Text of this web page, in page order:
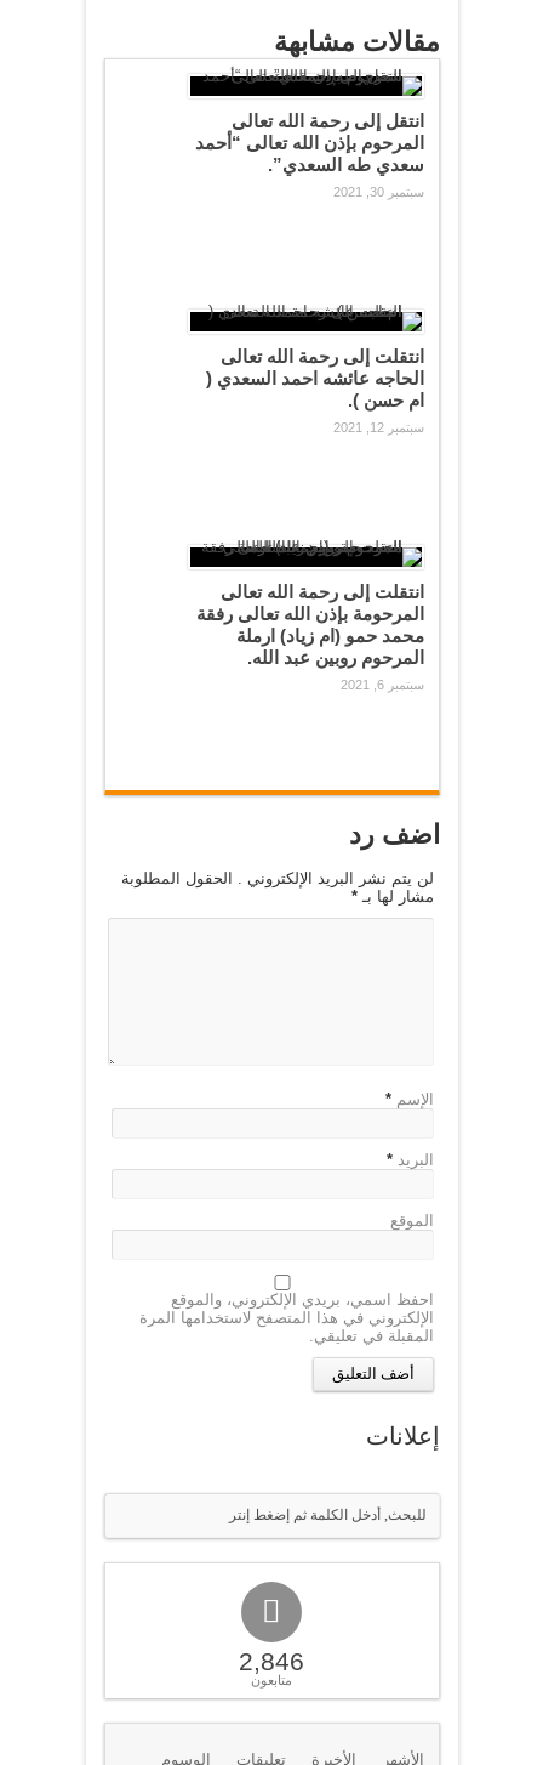
مقالات مشابهة
انتقل إلى رحمة الله تعالى
المرحوم بإذن الله تعالى “أحمد
سعدي طه السعدي”.
سبتمبر 30, 2021
انتقلت إلى رحمة الله تعالى
الحاجه عائشه احمد السعدي (
ام حسن ).
سبتمبر 12, 2021
انتقلت إلى رحمة الله تعالى
المرحومة بإذن الله تعالى رفقة
محمد حمو (ام زياد) ارملة
المرحوم روبين عبد الله.
سبتمبر 6, 2021
اضف رد
لن يتم نشر البريد الإلكتروني . الحقول المطلوبة
مشار لها بـ*
الإسم *
البريد *
الموقع
احفظ اسمي، بريدي الإلكتروني، والموقع
الإلكتروني في هذا المتصفح لاستخدامها المرة
المقبلة في تعليقي.
إعلانات
2,846
متابعون
الأشهر الأخيرة تعليقات الوسوم